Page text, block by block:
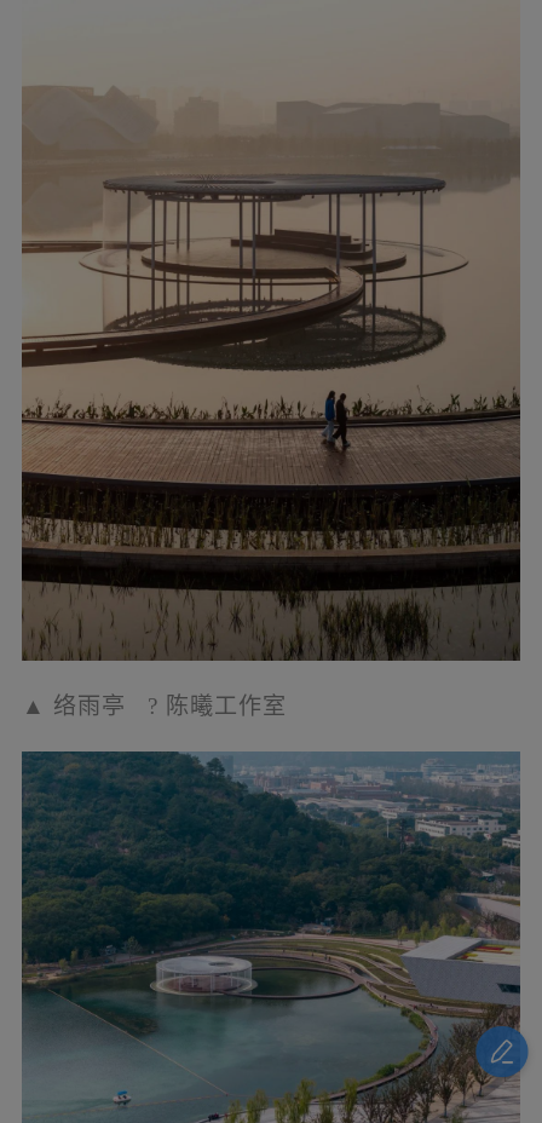
络雨亭与水中栈道 ?陈曦工作室
在苏州博物馆西馆前，一条多年生地被植物组
成的草境，将博物馆入口轴线与山水连接。在
三座文化建筑之间，有枫树林荫路、呼应戏曲
文化的评弹剧场、纪念苏州石文化的岩石花
园、布设象棋桌的棋乐树林、和儿童游乐区，
分布在绿岛状空间中。
▲建设中的草境连接博物馆轴线与湖边 ?TLS